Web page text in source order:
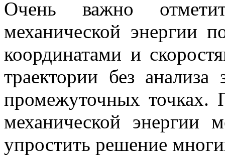
Очень важно
механической энергии
координатами и
траектории без
промежуточных точках.
механической энергии
упростить решение